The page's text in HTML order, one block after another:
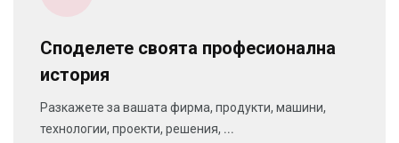
Споделете своята професионална
история
Разкажете за вашата фирма, продукти, машини,
технологии, проекти, решения, ...